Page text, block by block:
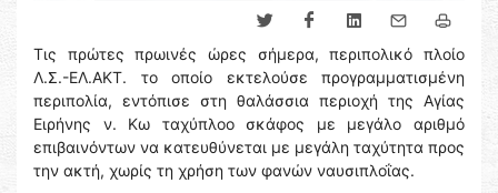
Τις πρώτες πρωινές ώρες σήμερα, περιπολικό πλοίο
Λ.Σ.-ΕΛ.ΑΚΤ. το οποίο εκτελούσε προγραμματισμένη
περιπολία, εντόπισε στη θαλάσσια περιοχή της Αγίας
Ειρήνης ν. Κω ταχύπλοο σκάφος με μεγάλο αριθμό
επιβαινόντων να κατευθύνεται με μεγάλη ταχύτητα προς
την ακτή, χωρίς τη χρήση των φανών ναυσιπλοΐας.